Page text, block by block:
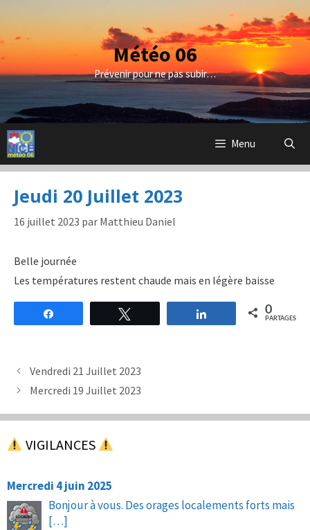
contenu
Météo 06
Prévenir pour ne pas subir…
Menu
Jeudi 20 Juillet 2023
16 juillet 2023 par Matthieu Daniel
Belle journée
Les températures restent chaude mais en légère baisse
Partagez 0
PARTAGES
Vendredi 21 Juillet 2023
Mercredi 19 Juillet 2023
VIGILANCES
Mercredi 4 juin 2025
Bonjour à vous. Des orages localements forts mais
[…]